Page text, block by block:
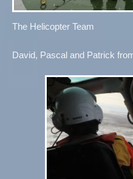
The Helicopter Team
David, Pascal and Patrick